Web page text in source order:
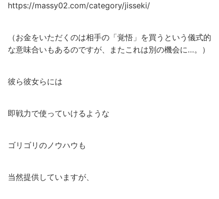
https://massy02.com/category/jisseki/
（お金をいただくのは相手の「覚悟」を買うという儀式的
な意味合いもあるのですが、またこれは別の機会に…。）
彼ら彼女らには
即戦力で使っていけるような
ゴリゴリのノウハウも
当然提供していますが、